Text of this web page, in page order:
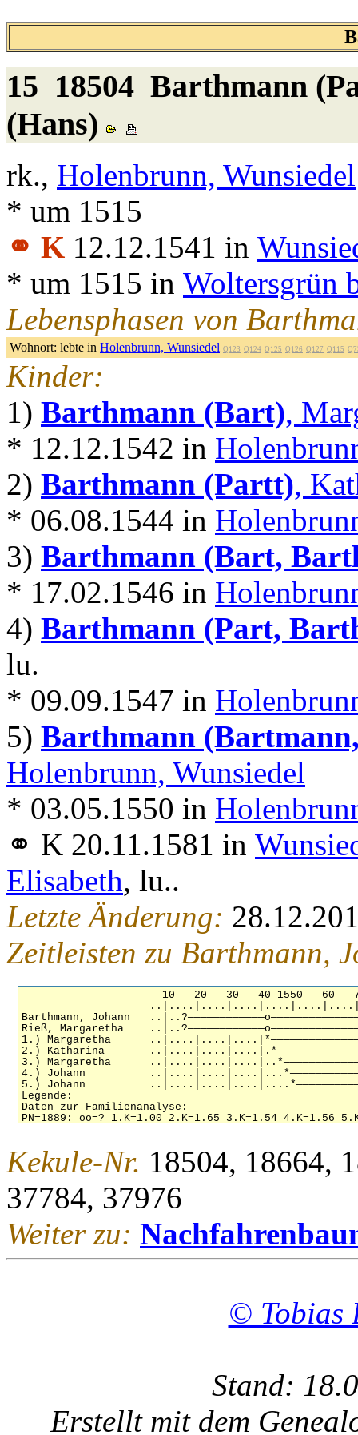
15 18504 Barthmann
(Hans)
rk., Holenbrunn, Wunsiedel
* um 1515
⚭ K 12.12.1541 in
* um 1515 in Woltersgrün
Lebensphasen von
Wohnort: lebte in Holenbrunn, Wunsiedel Q123 Q124 Q125 Q126 Q127 Q115
Kinder:
1) Barthmann (Bart),
* 12.12.1542 in
2) Barthmann (Partt),
* 06.08.1544 in
3) Barthmann (Bart,
* 17.02.1546 in
4) Barthmann (Part,
lu.
* 09.09.1547 in
5) Barthmann
Holenbrunn, Wunsiedel
* 03.05.1550 in
⚭ K 20.11.1581 in
Elisabeth, lu..
Letzte Änderung:
Zeitleisten zu Barthmann,
Kekule-Nr. 18504, 18664,
37784, 37976
Weiter zu:
© Tobias
Stand:
Erstellt mit dem